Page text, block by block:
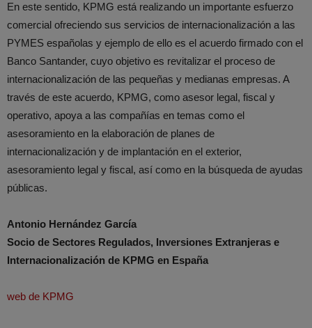
En este sentido, KPMG está realizando un importante esfuerzo
comercial ofreciendo sus servicios de internacionalización a las
PYMES españolas y ejemplo de ello es el acuerdo firmado con el
Banco Santander, cuyo objetivo es revitalizar el proceso de
internacionalización de las pequeñas y medianas empresas. A
través de este acuerdo, KPMG, como asesor legal, fiscal y
operativo, apoya a las compañías en temas como el
asesoramiento en la elaboración de planes de
internacionalización y de implantación en el exterior,
asesoramiento legal y fiscal, así como en la búsqueda de ayudas
públicas.
Antonio Hernández García
Socio de Sectores Regulados, Inversiones Extranjeras e
Internacionalización de KPMG en España
web de KPMG